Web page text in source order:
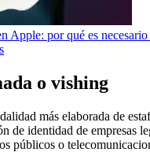
Apple: por qué es
o vishing
más elaborada de
de identidad de empresas
públicos o